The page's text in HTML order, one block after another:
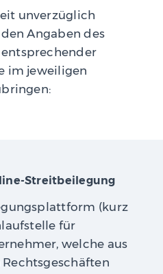
unverzüglich
Angaben des
im jeweiligen
Streitbeilegung
(kurz
für
welche aus